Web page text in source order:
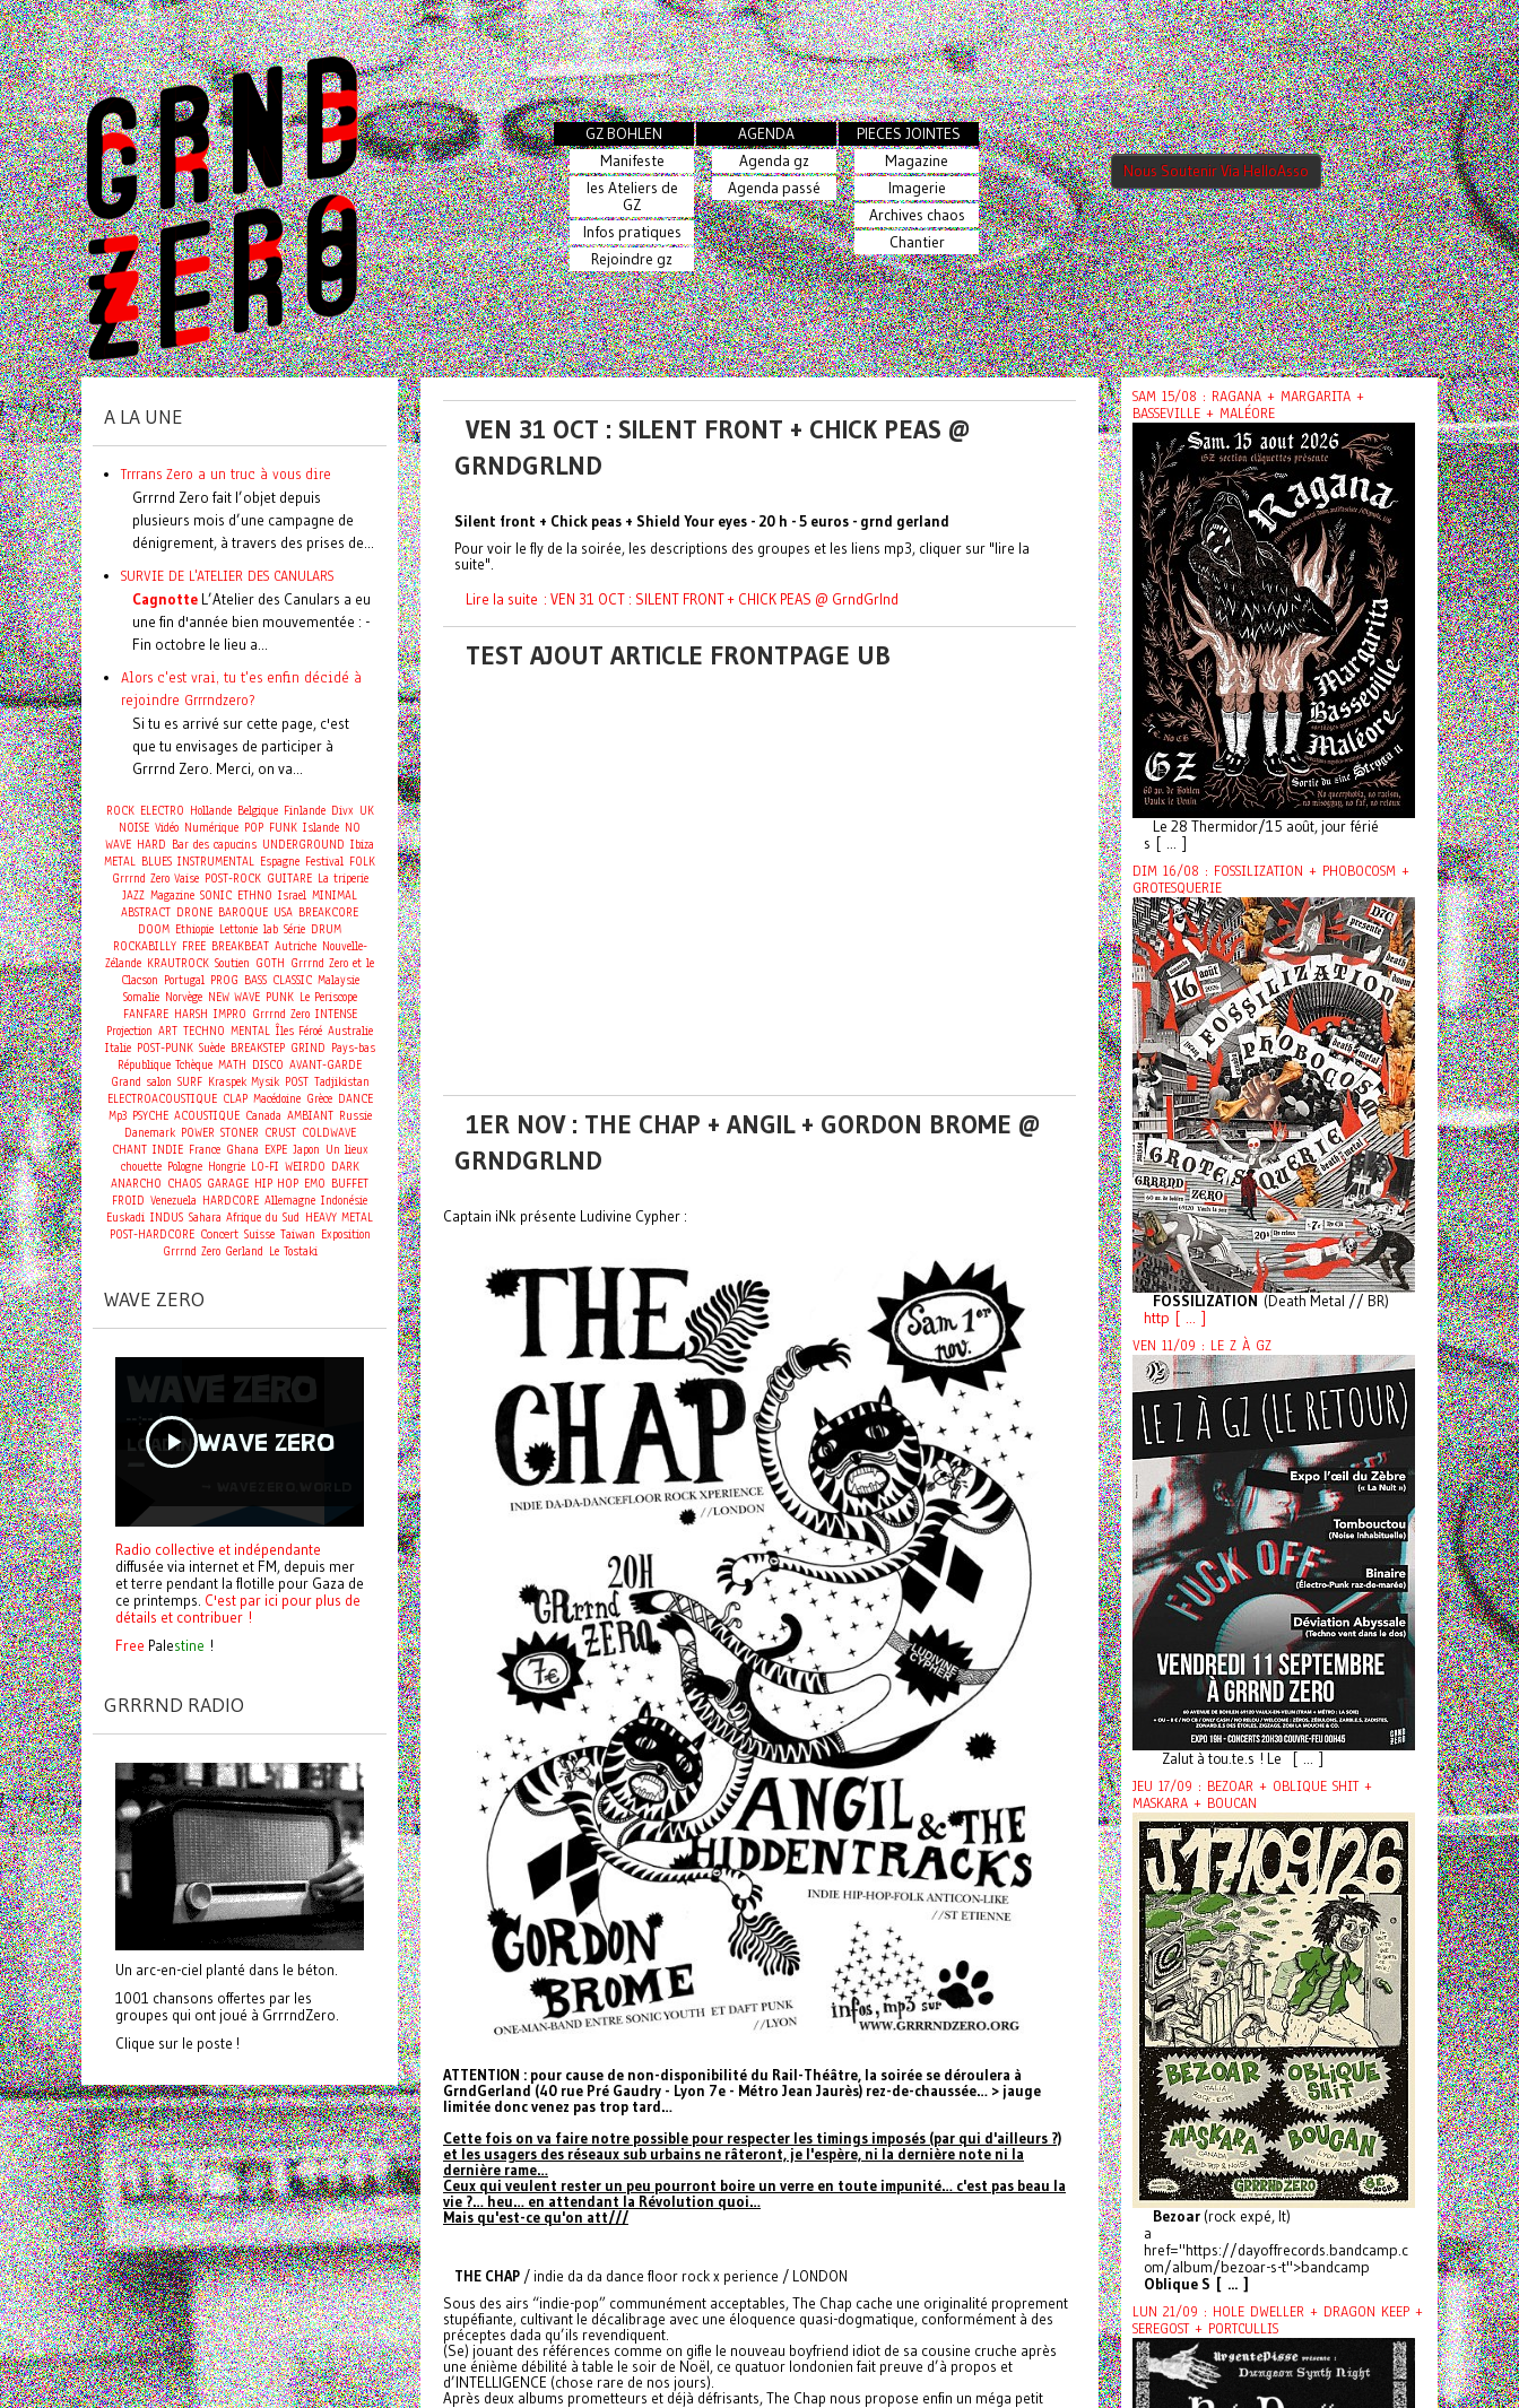
GZ BOHLEN
Manifeste
les Ateliers de
GZ
Infos pratiques
Rejoindre gz
AGENDA
Agenda gz
Agenda passé
PIECES JOINTES
Magazine
Imagerie
Archives chaos
Chantier
Nous Soutenir Via HelloAsso
VEN 31 OCT : SILENT FRONT + CHICK PEAS @
GRNDGRLND
Silent front + Chick peas + Shield Your eyes - 20 h - 5 euros - grnd gerland
Pour voir le fly de la soirée, les descriptions des groupes et les liens mp3, cliquer sur "lire la
suite".
Lire la suite : VEN 31 OCT : SILENT FRONT + CHICK PEAS @ GrndGrlnd
TEST AJOUT ARTICLE FRONTPAGE UB
1ER NOV : THE CHAP + ANGIL + GORDON BROME @
GRNDGRLND
Captain iNk présente Ludivine Cypher :
ATTENTION : pour cause de non-disponibilité du Rail-Théâtre, la soirée se déroulera à
GrndGerland (40 rue Pré Gaudry - Lyon 7e - Métro Jean Jaurès) rez-de-chaussée… > jauge
limitée donc venez pas trop tard…
Cette fois on va faire notre possible pour respecter les timings imposés (par qui d'ailleurs ?)
et les usagers des réseaux sub urbains ne râteront, je l'espère, ni la dernière note ni la
dernière rame…
Ceux qui veulent rester un peu pourront boire un verre en toute impunité… c'est pas beau la
vie ?… heu… en attendant la Révolution quoi…
Mais qu'est-ce qu'on att///
THE CHAP / indie da da dance floor rock x perience / LONDON
Sous des airs “indie-pop” communément acceptables, The Chap cache une originalité proprement
stupéfiante, cultivant le décalibrage avec une éloquence quasi-dogmatique, conformément à des
préceptes dada qu’ils revendiquent.
(Se) jouant des références comme on gifle le nouveau boyfriend idiot de sa cousine cruche après
une énième débilité à table le soir de Noël, ce quatuor londonien fait preuve d’à propos et
d’INTELLIGENCE (chose rare de nos jours).
Après deux albums prometteurs et déjà défrisants, The Chap nous propose enfin un méga petit
A LA UNE
Trrrans Zero a un truc à vous dire
Grrrnd Zero fait l’objet depuis
plusieurs mois d’une campagne de
dénigrement, à travers des prises de...
SURVIE DE L'ATELIER DES CANULARS
Cagnotte L’Atelier des Canulars a eu
une fin d'année bien mouvementée : -
Fin octobre le lieu a...
Alors c'est vrai, tu t'es enfin décidé à
rejoindre Grrrndzero?
Si tu es arrivé sur cette page, c'est
que tu envisages de participer à
Grrrnd Zero. Merci, on va...
ROCK ELECTRO Hollande Belgique Finlande Divx UK
NOISE Vidéo Numérique POP FUNK Islande NO
WAVE HARD Bar des capucins UNDERGROUND Ibiza
METAL BLUES INSTRUMENTAL Espagne Festival FOLK
Grrrnd Zero Vaise POST-ROCK GUITARE La triperie
JAZZ Magazine SONIC ETHNO Israel MINIMAL
ABSTRACT DRONE BAROQUE USA BREAKCORE
DOOM Ethiopie Lettonie lab Série DRUM
ROCKABILLY FREE BREAKBEAT Autriche Nouvelle-
Zélande KRAUTROCK Soutien GOTH Grrrnd Zero et le
Clacson Portugal PROG BASS CLASSIC Malaysie
Somalie Norvège NEW WAVE PUNK Le Periscope
FANFARE HARSH IMPRO Grrrnd Zero INTENSE
Projection ART TECHNO MENTAL Îles Féroé Australie
Italie POST-PUNK Suède BREAKSTEP GRIND Pays-bas
République Tchèque MATH DISCO AVANT-GARDE
Grand salon SURF Kraspek Mysik POST Tadjikistan
ELECTROACOUSTIQUE CLAP Macédoine Grèce DANCE
Mp3 PSYCHE ACOUSTIQUE Canada AMBIANT Russie
Danemark POWER STONER CRUST COLDWAVE
CHANT INDIE France Ghana EXPE Japon Un lieux
chouette Pologne Hongrie LO-FI WEIRDO DARK
ANARCHO CHAOS GARAGE HIP HOP EMO BUFFET
FROID Venezuela HARDCORE Allemagne Indonésie
Euskadi INDUS Sahara Afrique du Sud HEAVY METAL
POST-HARDCORE Concert Suisse Taiwan Exposition
Grrrnd Zero Gerland Le Tostaki
WAVE ZERO
Radio collective et indépendante
diffusée via internet et FM, depuis mer
et terre pendant la flotille pour Gaza de
ce printemps. C'est par ici pour plus de
détails et contribuer !
Free Palestine !
GRRRND RADIO
Un arc-en-ciel planté dans le béton.
1001 chansons offertes par les
groupes qui ont joué à GrrrndZero.
Clique sur le poste !
SAM 15/08 : RAGANA + MARGARITA +
BASSEVILLE + MALÉORE
Le 28 Thermidor/15 août, jour férié
s [ ... ]
DIM 16/08 : FOSSILIZATION + PHOBOCOSM +
GROTESQUERIE
FOSSILIZATION (Death Metal // BR)
http [ ... ]
VEN 11/09 : LE Z À GZ
Zalut à tou.te.s ! Le [ ... ]
JEU 17/09 : BEZOAR + OBLIQUE SHIT +
MASKARA + BOUCAN
Bezoar (rock expé, It)
a
href="https://dayoffrecords.bandcamp.c
om/album/bezoar-s-t">bandcamp
Oblique S [ ... ]
LUN 21/09 : HOLE DWELLER + DRAGON KEEP +
SEREGOST + PORTCULLIS